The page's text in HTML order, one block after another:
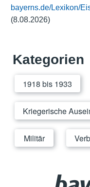
bayerns.de/Lexikon/
(8.08.2026)
Kategorien
1918 bis 1933
Kriegerische
Militär